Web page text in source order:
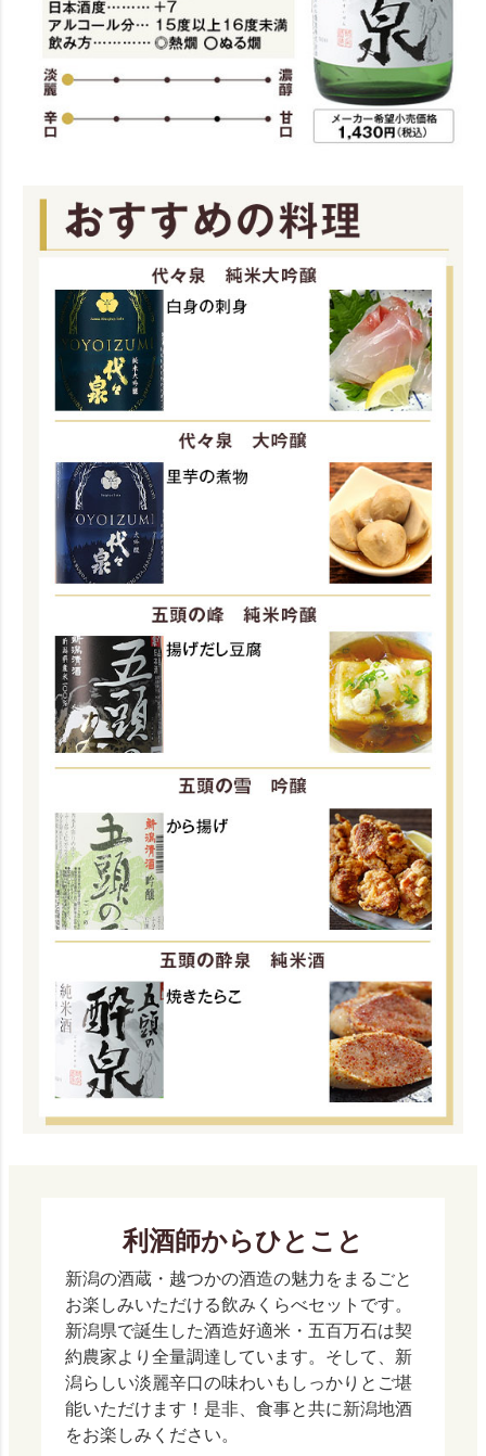
利酒師からひとこと
新潟の酒蔵・越つかの酒造の魅力をまるごと
お楽しみいただける飲みくらべセットです。
新潟県で誕生した酒造好適米・五百万石は契
約農家より全量調達しています。そして、新
潟らしい淡麗辛口の味わいもしっかりとご堪
能いただけます！是非、食事と共に新潟地酒
をお楽しみください。